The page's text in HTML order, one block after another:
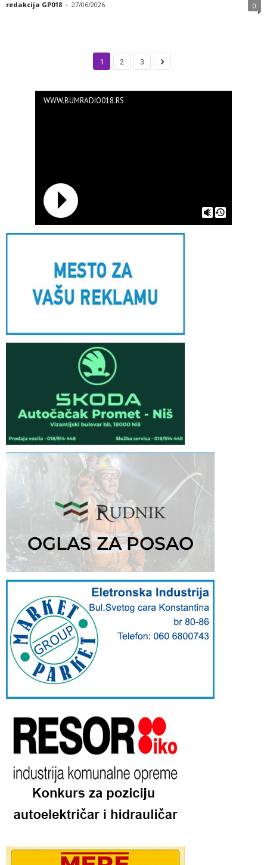
redakcija GP018 - 27/06/2026 0
1 2 3
WWW.BUMRADIO018.RS